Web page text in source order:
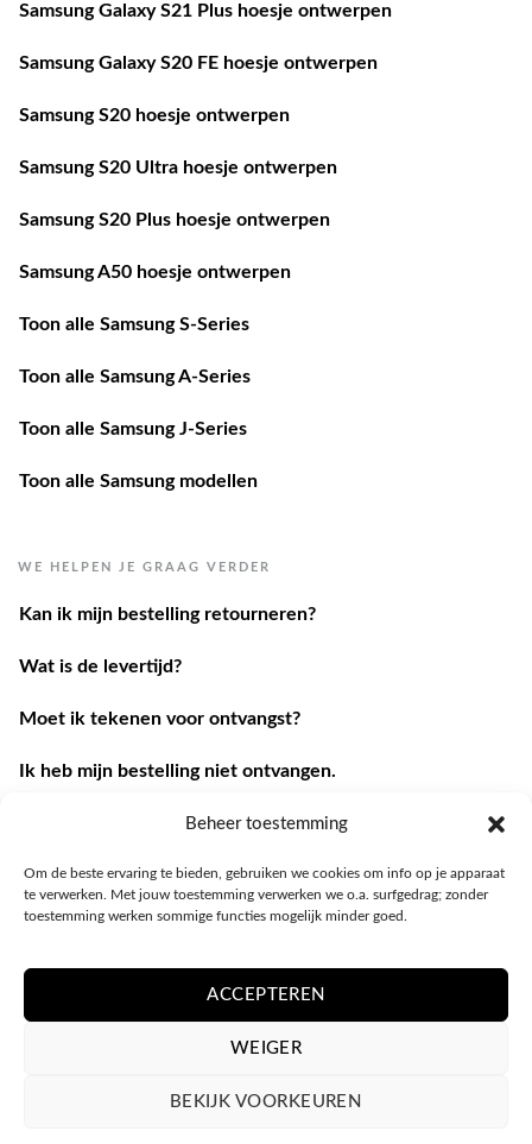
Beheer toestemming
Om de beste ervaring te bieden, gebruiken we cookies om info op je apparaat
te verwerken. Met jouw toestemming verwerken we o.a. surfgedrag; zonder
toestemming werken sommige functies mogelijk minder goed.
ACCEPTEREN
WEIGER
BEKIJK VOORKEUREN
Samsung Galaxy S21 Plus hoesje ontwerpen
Samsung Galaxy S20 FE hoesje ontwerpen
Samsung S20 hoesje ontwerpen
Samsung S20 Ultra hoesje ontwerpen
Samsung S20 Plus hoesje ontwerpen
Samsung A50 hoesje ontwerpen
Toon alle Samsung S-Series
Toon alle Samsung A-Series
Toon alle Samsung J-Series
Toon alle Samsung modellen
WE HELPEN JE GRAAG VERDER
Kan ik mijn bestelling retourneren?
Wat is de levertijd?
Moet ik tekenen voor ontvangst?
Ik heb mijn bestelling niet ontvangen.
Ik heb een andere vraag.
Contacteer ons